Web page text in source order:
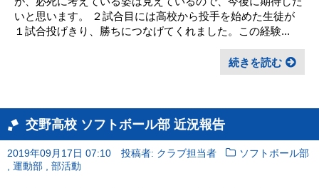
いと思います。 ２試合目には高校から投手を始めた生徒が
１試合投げきり、勝ちにつなげてくれました。この経験...
続きを読む
交野高校 ソフトボール部 近況報告
2019年09月17日 07:10 投稿者: クラブ担当者
ソフトボール部
運動部 部活動